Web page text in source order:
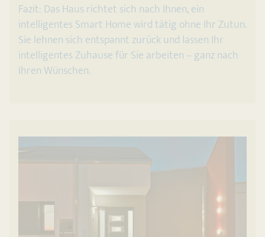
Fazit: Das Haus richtet sich nach Ihnen, ein
intelligentes Smart Home wird tätig ohne Ihr Zutun.
Sie lehnen sich entspannt zurück und lassen Ihr
intelligentes Zuhause für Sie arbeiten – ganz nach
Ihren Wünschen.